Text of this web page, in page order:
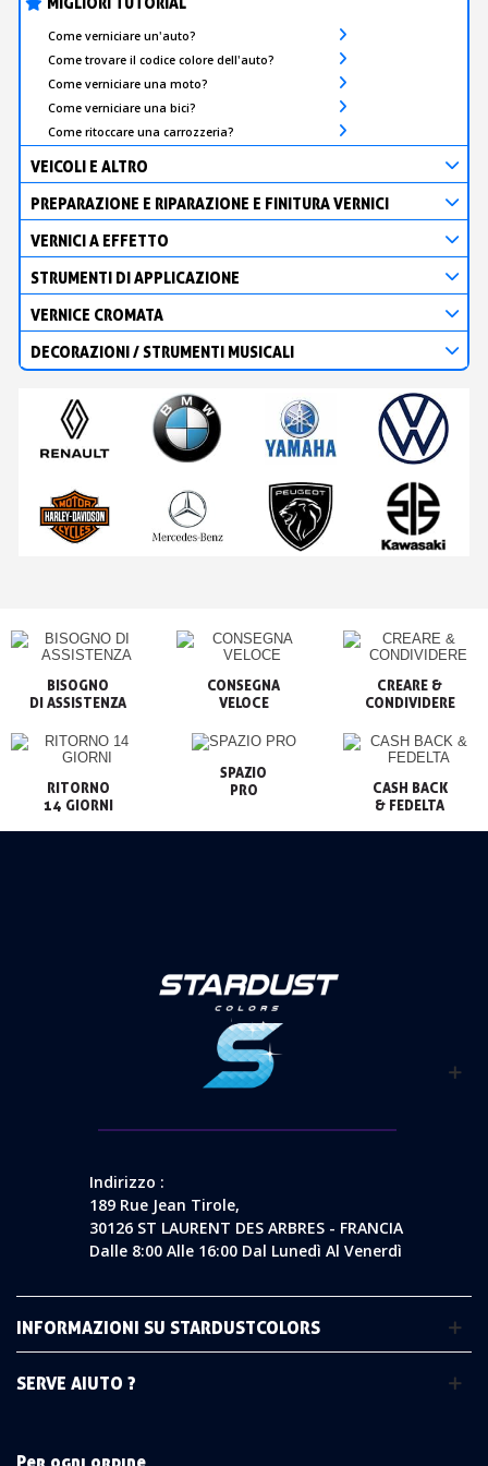
Come verniciare un'auto?
Come trovare il codice colore dell'auto?
Come verniciare una moto?
Come verniciare una bici?
Come ritoccare una carrozzeria?
VEICOLI E ALTRO
PREPARAZIONE E RIPARAZIONE E FINITURA VERNICI
VERNICI A EFFETTO
STRUMENTI DI APPLICAZIONE
VERNICE CROMATA
DECORAZIONI / STRUMENTI MUSICALI
BISOGNO
CONSEGNA
VELOCE
CREARE &
CONDIVIDERE
RITORNO
14 GIORNI
SPAZIO
PRO
CASH BACK
& FEDELTA
Indirizzo :
189 Rue Jean Tirole,
30126 ST LAURENT DES ARBRES - FRANCIA
Dalle 8:00 Alle 16:00 Dal Lunedì Al Venerdì
INFORMAZIONI SU STARDUSTCOLORS
SERVE AIUTO ?
Per ogni ordine